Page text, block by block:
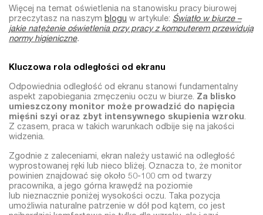
Więcej na temat oświetlenia na stanowisku pracy biurowej
przeczytasz na naszym blogu w artykule: Światło w biurze –
jakie natężenie oświetlenia przy pracy z komputerem przewidują
normy higieniczne.
Kluczowa rola odległości od ekranu
Odpowiednia odległość od ekranu stanowi fundamentalny
aspekt zapobiegania zmęczeniu oczu w biurze. Za blisko
umieszczony monitor może prowadzić do napięcia
mięśni szyi oraz zbyt intensywnego skupienia wzroku.
Z czasem, praca w takich warunkach odbije się na jakości
widzenia.
Zgodnie z zaleceniami, ekran należy ustawić na odległość
wyprostowanej ręki lub nieco bliżej. Oznacza to, że monitor
powinien znajdować się około 50-100 cm od twarzy
pracownika, a jego górna krawędź na poziomie
lub nieznacznie poniżej wysokości oczu. Taka pozycja
umożliwia naturalne patrzenie w dół pod kątem, co jest